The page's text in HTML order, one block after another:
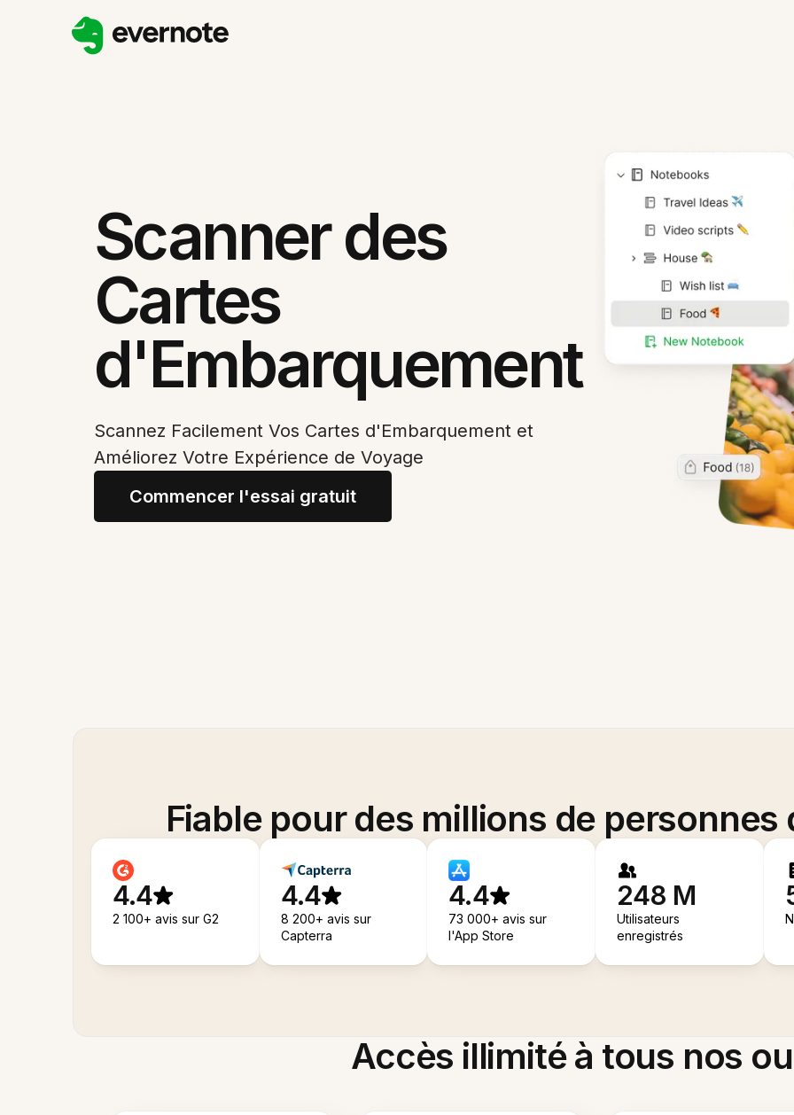
Scanner des
Cartes
d'Embarquement
Scannez Facilement Vos Cartes d'Embarquement et
Améliorez Votre Expérience de Voyage
Commencer l'essai gratuit
Fiable pour des millions de personnes
4.4
2 100+ avis sur G2
4.4
8 200+ avis sur
Capterra
4.4
73 000+ avis sur
l'App Store
248 M
Utilisateurs
enregistrés
Accès illimité à tous nos